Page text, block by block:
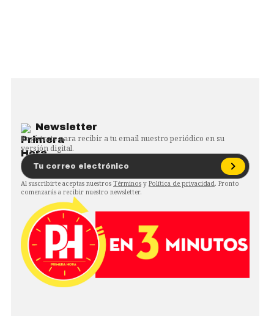
Newsletter
Regístrate para recibir a tu email nuestro periódico en su
versión digital.
Al suscribirte aceptas nuestros Términos y Política de privacidad. Pronto
comenzarás a recibir nuestro newsletter.